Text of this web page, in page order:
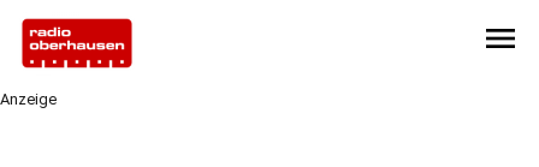
menu
Anzeige